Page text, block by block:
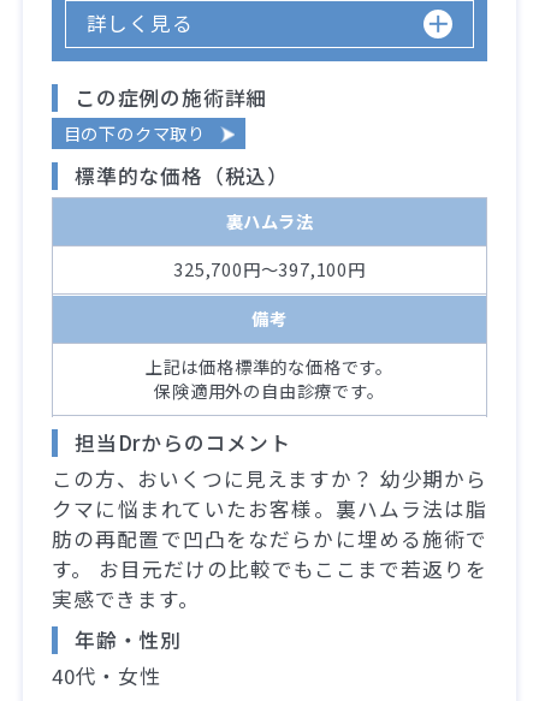
詳しく見る
この症例の施術詳細
目の下のクマ取り
標準的な価格（税込）
裏ハムラ法
325,700円～397,100円
備考
上記は価格標準的な価格です。
保険適用外の自由診療です。
担当Drからのコメント
この方、おいくつに見えますか？ 幼少期から
クマに悩まれていたお客様。裏ハムラ法は脂
肪の再配置で凹凸をなだらかに埋める施術で
す。 お目元だけの比較でもここまで若返りを
実感できます。
年齢・性別
40代・女性